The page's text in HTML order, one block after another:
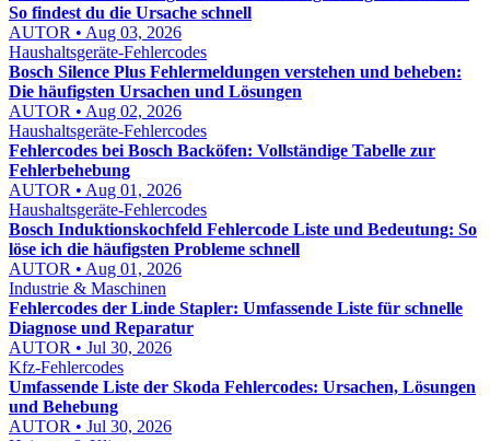
So findest du die Ursache schnell
AUTOR • Aug 03, 2026
Haushaltsgeräte-Fehlercodes
Bosch Silence Plus Fehlermeldungen verstehen und beheben:
Die häufigsten Ursachen und Lösungen
AUTOR • Aug 02, 2026
Haushaltsgeräte-Fehlercodes
Fehlercodes bei Bosch Backöfen: Vollständige Tabelle zur
Fehlerbehebung
AUTOR • Aug 01, 2026
Haushaltsgeräte-Fehlercodes
Bosch Induktionskochfeld Fehlercode Liste und Bedeutung: So
löse ich die häufigsten Probleme schnell
AUTOR • Aug 01, 2026
Industrie & Maschinen
Fehlercodes der Linde Stapler: Umfassende Liste für schnelle
Diagnose und Reparatur
AUTOR • Jul 30, 2026
Kfz-Fehlercodes
Umfassende Liste der Skoda Fehlercodes: Ursachen, Lösungen
und Behebung
AUTOR • Jul 30, 2026